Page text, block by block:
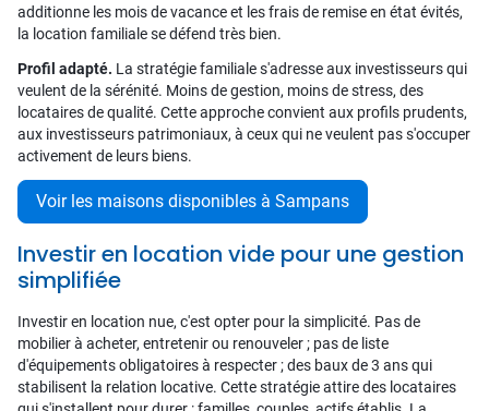
additionne les mois de vacance et les frais de remise en état évités,
la location familiale se défend très bien.
Profil adapté. La stratégie familiale s'adresse aux investisseurs qui
veulent de la sérénité. Moins de gestion, moins de stress, des
locataires de qualité. Cette approche convient aux profils prudents,
aux investisseurs patrimoniaux, à ceux qui ne veulent pas s'occuper
activement de leurs biens.
Voir les maisons disponibles à Sampans
Investir en location vide pour une gestion
simplifiée
Investir en location nue, c'est opter pour la simplicité. Pas de
mobilier à acheter, entretenir ou renouveler ; pas de liste
d'équipements obligatoires à respecter ; des baux de 3 ans qui
stabilisent la relation locative. Cette stratégie attire des locataires